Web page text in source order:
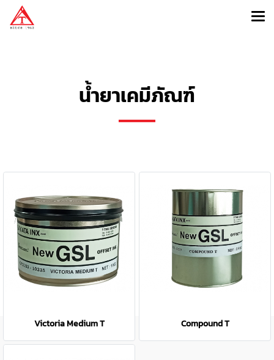
น้ำยาเคมีภัณฑ์
Victoria Medium T Compound T